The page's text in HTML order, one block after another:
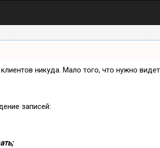
никуда. Мало того, что нужно
записей: